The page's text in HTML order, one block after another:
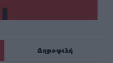
Δημοφιλή